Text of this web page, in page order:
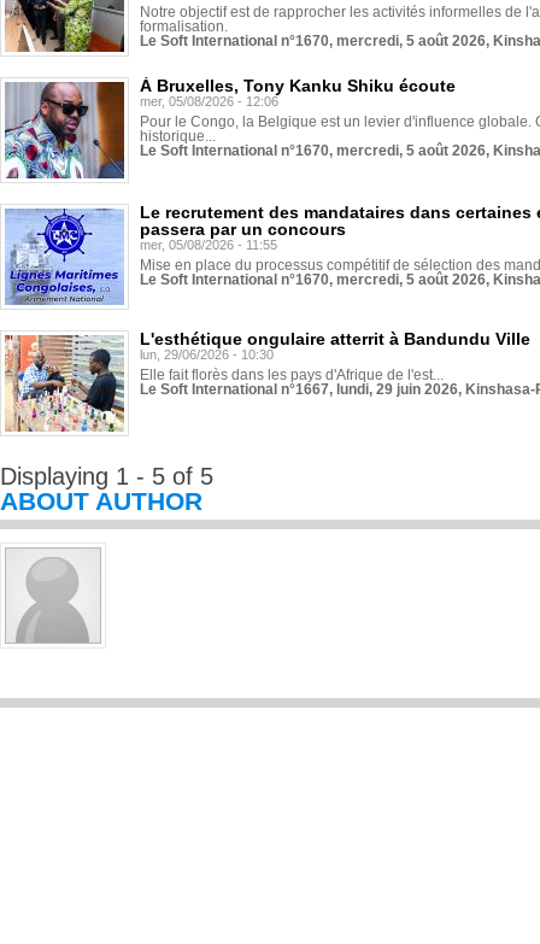
Notre objectif est de rapprocher les activités informelles de
formalisation.
Le Soft International n°1670, mercredi, 5 août 2026,
À Bruxelles, Tony Kanku Shiku écoute
mer, 05/08/2026 - 12:06
Pour le Congo, la Belgique est un levier d'influence globale.
historique...
Le Soft International n°1670, mercredi, 5 août 2026,
Le recrutement des mandataires dans
passera par un concours
mer, 05/08/2026 - 11:55
Mise en place du processus compétitif de sélection des
Le Soft International n°1670, mercredi, 5 août 2026,
L'esthétique ongulaire atterrit à Bandundu Ville
lun, 29/06/2026 - 10:30
Elle fait florès dans les pays d'Afrique de l'est...
Le Soft International n°1667, lundi, 29 juin 2026,
Displaying 1 - 5 of 5
ABOUT AUTHOR